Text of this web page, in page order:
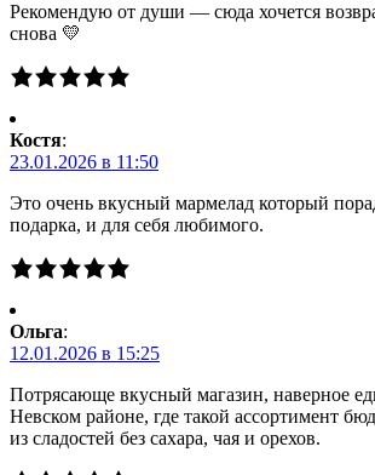
Рекомендую от души — сюда хочется
снова 💛
Костя:
23.01.2026 в 11:50
Это очень вкусный мармелад который
подарка, и для себя любимого.
Ольга:
12.01.2026 в 15:25
Потрясающе вкусный магазин, наверное
Невском районе, где такой ассортимент
из сладостей без сахара, чая и орехов.